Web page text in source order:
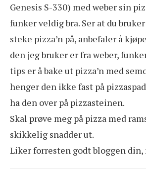
Genesis S-330) med weber sin
funker veldig bra. Ser at du
steke pizza’n på, anbefaler å
den jeg bruker er fra weber,
tips er å bake ut pizza’n med
henger den ikke fast på
ha den over på pizzasteinen.
Skal prøve meg på pizza med
skikkelig snadder ut.
Liker forresten godt bloggen din,